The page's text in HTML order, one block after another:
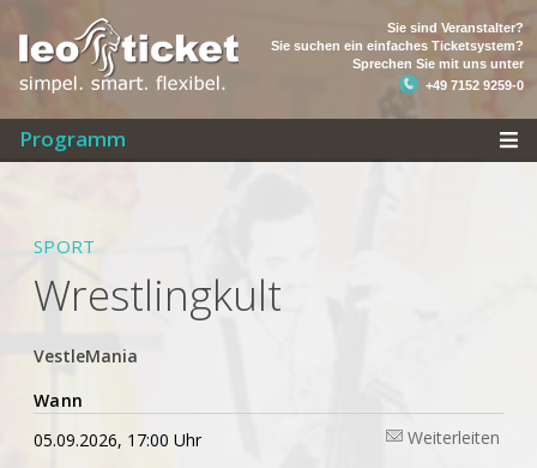
Sie sind Veranstalter?
Sie suchen ein einfaches Ticketsystem?
Sprechen Sie mit uns unter
+49 7152 9259-0
Programm
SPORT
Wrestlingkult
VestleMania
Wann
05.09.2026, 17:00 Uhr
Weiterleiten